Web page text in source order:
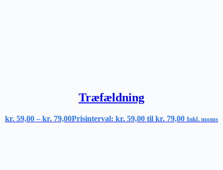
Træfældning
kr. 59,00 – kr. 79,00Prisinterval: kr. 59,00 til kr. 79,00 Inkl. moms